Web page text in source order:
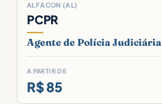
ALFACON (AL)
PCPR
Agente de Polícia Judiciária
A PARTIR DE
R$ 85